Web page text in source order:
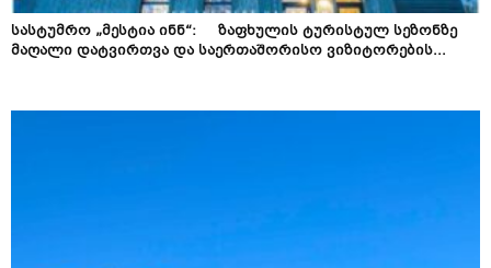
სასტუმრო „მესტია ინნ“: ზაფხულის ტურისტულ სეზონზე
მაღალი დატვირთვა და საერთაშორისო ვიზიტორების...